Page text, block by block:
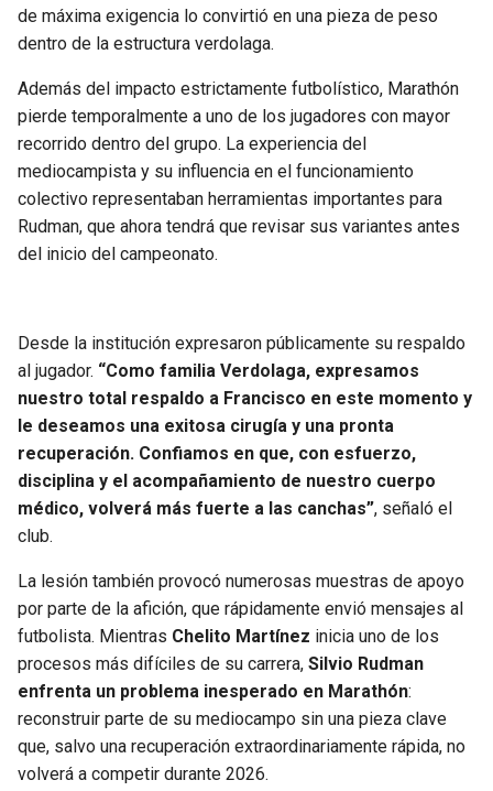
de máxima exigencia lo convirtió en una pieza de peso
dentro de la estructura verdolaga.
Además del impacto estrictamente futbolístico, Marathón
pierde temporalmente a uno de los jugadores con mayor
recorrido dentro del grupo. La experiencia del
mediocampista y su influencia en el funcionamiento
colectivo representaban herramientas importantes para
Rudman, que ahora tendrá que revisar sus variantes antes
del inicio del campeonato.
Desde la institución expresaron públicamente su respaldo
al jugador. “Como familia Verdolaga, expresamos
nuestro total respaldo a Francisco en este momento y
le deseamos una exitosa cirugía y una pronta
recuperación. Confiamos en que, con esfuerzo,
disciplina y el acompañamiento de nuestro cuerpo
médico, volverá más fuerte a las canchas”, señaló el
club.
La lesión también provocó numerosas muestras de apoyo
por parte de la afición, que rápidamente envió mensajes al
futbolista. Mientras Chelito Martínez inicia uno de los
procesos más difíciles de su carrera, Silvio Rudman
enfrenta un problema inesperado en Marathón:
reconstruir parte de su mediocampo sin una pieza clave
que, salvo una recuperación extraordinariamente rápida, no
volverá a competir durante 2026.